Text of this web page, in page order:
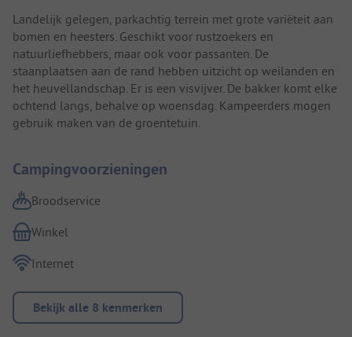
Landelijk gelegen, parkachtig terrein met grote variëteit aan
bomen en heesters. Geschikt voor rustzoekers en
natuurliefhebbers, maar ook voor passanten. De
staanplaatsen aan de rand hebben uitzicht op weilanden en
het heuvellandschap. Er is een visvijver. De bakker komt elke
ochtend langs, behalve op woensdag. Kampeerders mogen
gebruik maken van de groentetuin.
Campingvoorzieningen
Broodservice
Winkel
Internet
Bekijk alle 8 kenmerken